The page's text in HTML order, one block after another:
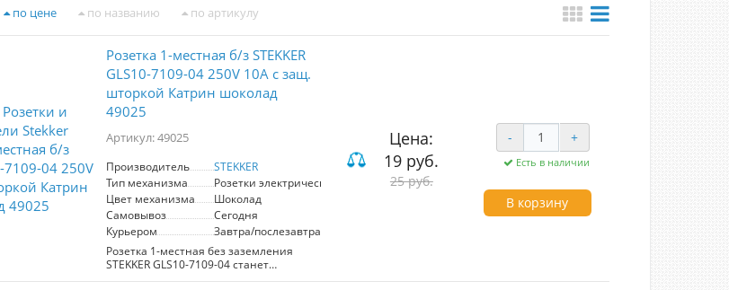
по цене по названию по артикулу
Розетка 1-местная б/з STEKKER
GLS10-7109-04 250V 10А с защ.
шторкой Катрин шоколад
49025
Артикул: 49025
Производитель
STEKKER
Тип механизма
Розетки электрические
Цвет механизма
Шоколад
Самовывоз
Сегодня
Курьером
Завтра/послезавтра
Розетка 1-местная без заземления
STEKKER GLS10-7109-04 станет
отличным решением для вашего
Цена:
19 руб.
25 руб.
- +
Есть в наличии
В корзину